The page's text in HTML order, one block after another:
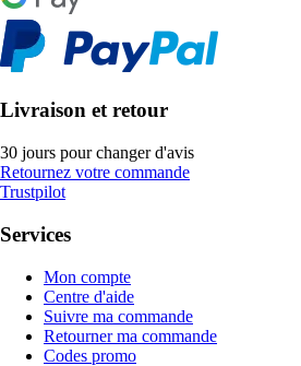
Livraison et retour
30 jours pour changer d'avis
Retournez votre commande
Trustpilot
Services
Mon compte
Centre d'aide
Suivre ma commande
Retourner ma commande
Codes promo